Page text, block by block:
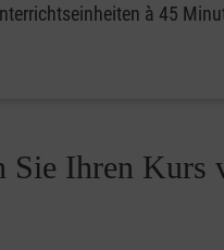
à 45
Sie Ihren Kurs